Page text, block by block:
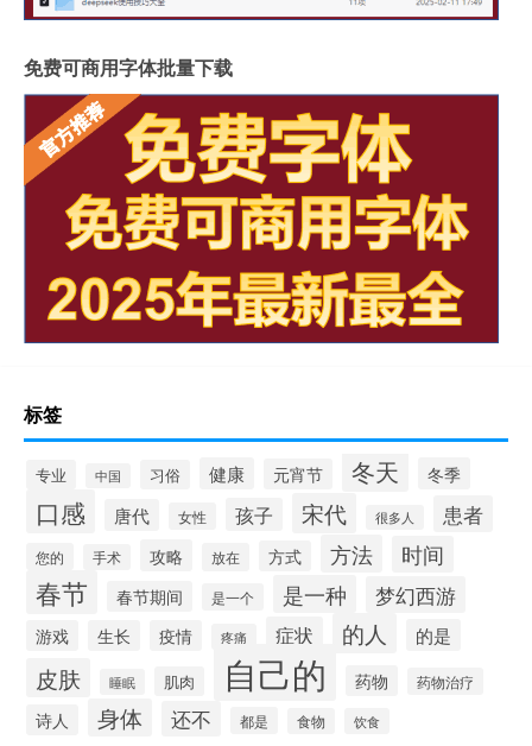
免费可商用字体批量下载
标签
专业 中国 习俗 健康 元宵节 冬天 冬季
口感 唐代 女性 孩子 宋代 很多人 患者
您的 手术 攻略 放在 方式 方法 时间
春节 春节期间 是一个 是一种 梦幻西游
游戏 生长 疫情 疼痛 症状 的人 的是
皮肤 睡眠 肌肉 自己的 药物 药物治疗
诗人 身体 还不 都是 食物 饮食